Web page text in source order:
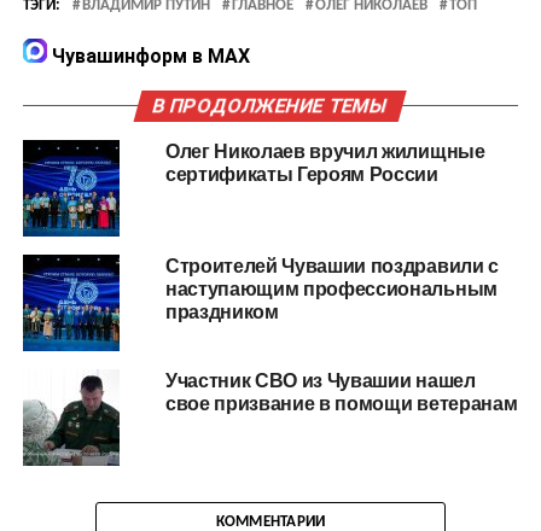
ТЭГИ: ВЛАДИМИР ПУТИН ГЛАВНОЕ ОЛЕГ НИКОЛАЕВ ТОП
Чувашинформ в MAX
В ПРОДОЛЖЕНИЕ ТЕМЫ
Олег Николаев вручил жилищные
сертификаты Героям России
Строителей Чувашии поздравили с
наступающим профессиональным
праздником
Участник СВО из Чувашии нашел
свое призвание в помощи ветеранам
КОММЕНТАРИИ